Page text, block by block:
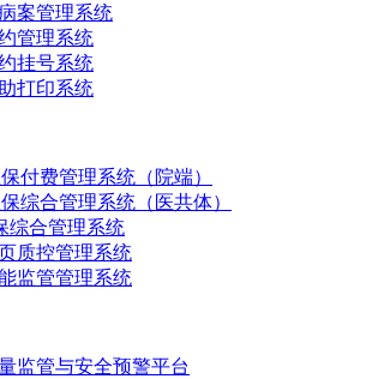
案管理系统
管理系统
挂号系统
打印系统
付费管理系统（院端）
综合管理系统（医共体）
综合管理系统
质控管理系统
监管管理系统
监管与安全预警平台